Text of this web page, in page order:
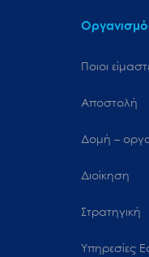
Ποιοι
Αποστολή
Δομή –
Διοίκηση
Στρατηγική
Υπηρεσίες